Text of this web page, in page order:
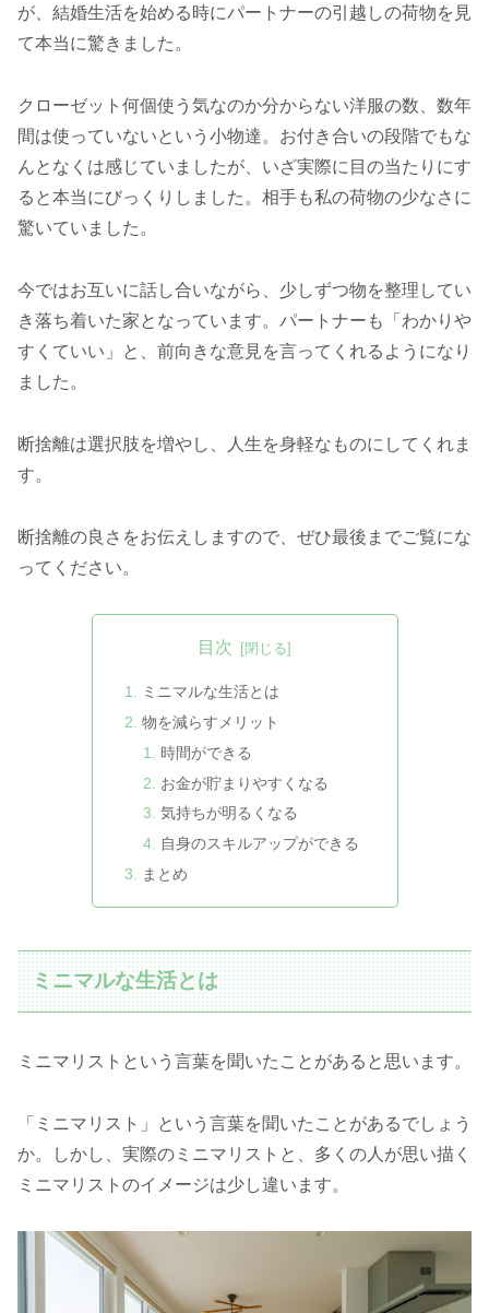
が、結婚生活を始める時にパートナーの引越しの荷物を見
て本当に驚きました。
クローゼット何個使う気なのか分からない洋服の数、数年
間は使っていないという小物達。お付き合いの段階でもな
んとなくは感じていましたが、いざ実際に目の当たりにす
ると本当にびっくりしました。相手も私の荷物の少なさに
驚いていました。
今ではお互いに話し合いながら、少しずつ物を整理してい
き落ち着いた家となっています。パートナーも「わかりや
すくていい」と、前向きな意見を言ってくれるようになり
ました。
断捨離は選択肢を増やし、人生を身軽なものにしてくれま
す。
断捨離の良さをお伝えしますので、ぜひ最後までご覧にな
ってください。
目次
ミニマルな生活とは
物を減らすメリット
時間ができる
お金が貯まりやすくなる
気持ちが明るくなる
自身のスキルアップができる
まとめ
ミニマルな生活とは
ミニマリストという言葉を聞いたことがあると思います。
「ミニマリスト」という言葉を聞いたことがあるでしょう
か。しかし、実際のミニマリストと、多くの人が思い描く
ミニマリストのイメージは少し違います。